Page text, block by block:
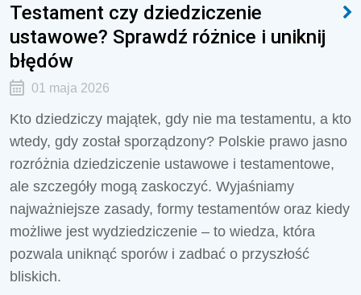
Testament czy dziedziczenie
ustawowe? Sprawdź różnice i uniknij
błędów
01 maja 2026
Kto dziedziczy majątek, gdy nie ma testamentu, a kto
wtedy, gdy został sporządzony? Polskie prawo jasno
rozróżnia dziedziczenie ustawowe i testamentowe,
ale szczegóły mogą zaskoczyć. Wyjaśniamy
najważniejsze zasady, formy testamentów oraz kiedy
możliwe jest wydziedziczenie – to wiedza, która
pozwala uniknąć sporów i zadbać o przyszłość
bliskich.